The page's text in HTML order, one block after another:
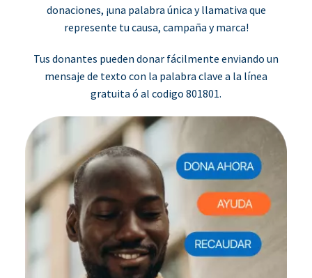
donaciones, ¡una palabra única y llamativa que
represente tu causa, campaña y marca!
Tus donantes pueden donar fácilmente enviando un
mensaje de texto con la palabra clave a la línea
gratuita ó al codigo 801801.